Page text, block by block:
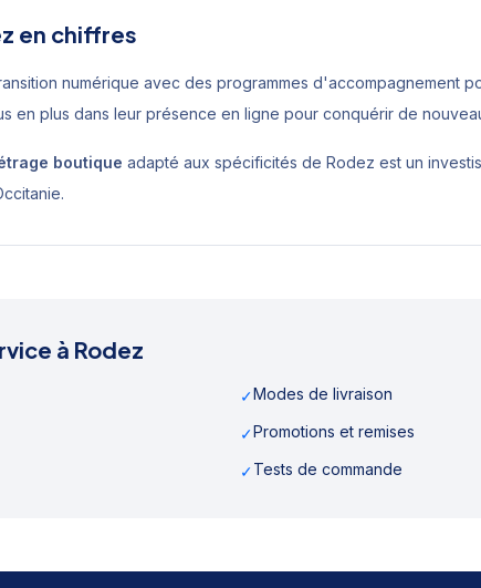
en chiffres
numérique avec des programmes d'accompagnement
en plus dans leur présence en ligne pour conquérir de
boutique adapté aux spécificités de Rodez est un
.
à Rodez
✓Modes de livraison
✓Promotions et remises
✓Tests de commande